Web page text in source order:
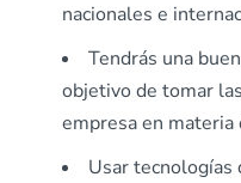
nacionales e
Tendrás una
objetivo de tomar
empresa en
Usar tecnologías